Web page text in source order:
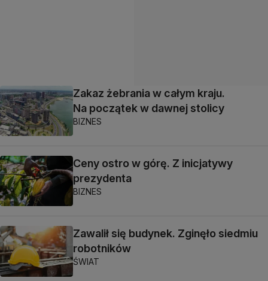
Zakaz żebrania w całym kraju.
Na początek w dawnej stolicy
BIZNES
Ceny ostro w górę. Z inicjatywy
prezydenta
BIZNES
Zawalił się budynek. Zginęło siedmiu
robotników
ŚWIAT